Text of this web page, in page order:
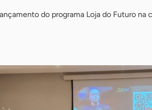
do programa Loja do Futuro na